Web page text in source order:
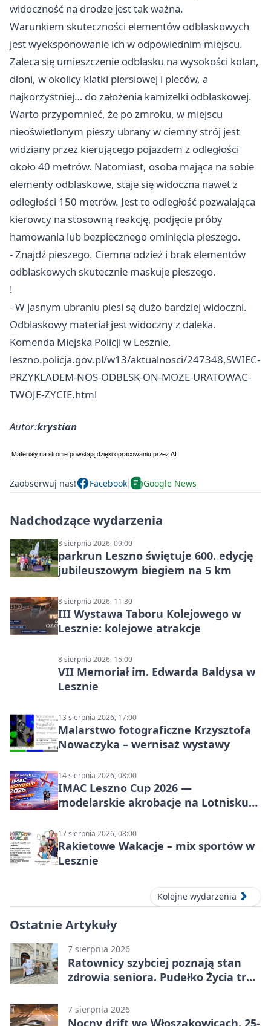
widoczność na drodze jest tak ważna.
Warunkiem skuteczności elementów odblaskowych
jest wyeksponowanie ich w odpowiednim miejscu.
Zaleca się umieszczenie odblasku na wysokości kolan,
dłoni, w okolicy klatki piersiowej i pleców, a
najkorzystniej… do założenia kamizelki odblaskowej.
Warto przypomnieć, że po zmroku, w miejscu
nieoświetlonym pieszy ubrany w ciemny strój jest
widziany przez kierującego pojazdem z odległości
około 40 metrów. Natomiast, osoba mająca na sobie
elementy odblaskowe, staje się widoczna nawet z
odległości 150 metrów. Jest to odległość pozwalająca
kierowcy na stosowną reakcję, podjęcie próby
hamowania lub bezpiecznego ominięcia pieszego.
- Znajdź pieszego. Ciemna odzież i brak elementów
odblaskowych skutecznie maskuje pieszego.
!
- W jasnym ubraniu piesi są dużo bardziej widoczni.
Odblaskowy materiał jest widoczny z daleka.
Komenda Miejska Policji w Lesznie,
leszno.policja.gov.pl/w13/aktualnosci/247348,SWIEC-
PRZYKLADEM-NOS-ODBLSK-ON-MOZE-URATOWAC-
TWOJE-ZYCIE.html
Autor:krystian
Zaobserwuj nas! Facebook Google News
Nadchodzące wydarzenia
8 sierpnia 2026, 09:00
parkrun Leszno świętuje 600. edycję
jubileuszowym biegiem na 5 km
8 sierpnia 2026, 11:30
III Wystawa Taboru Kolejowego w
Lesznie: kolejowe atrakcje
8 sierpnia 2026, 15:00
VII Memoriał im. Edwarda Baldysa w
Lesznie
13 sierpnia 2026, 17:00
Malarstwo fotograficzne Krzysztofa
Nowaczyka – wernisaż wystawy
14 sierpnia 2026, 08:00
IMAC Leszno Cup 2026 —
modelarskie akrobacje na Lotnisku
17 sierpnia 2026, 08:00
Rakietowe Wakacje – mix sportów w
Lesznie
Kolejne wydarzenia
Ostatnie Artykuły
7 sierpnia 2026
Ratownicy szybciej poznają stan
zdrowia seniora. Pudełko Życia trafi
7 sierpnia 2026